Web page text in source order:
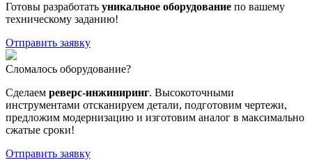
Готовы разработать уникальное оборудование по вашему
техническому заданию!
Отправить заявку
Сломалось оборудование?
Сделаем реверс-инжиниринг. Высокоточными
инструментами отсканируем детали, подготовим чертежи,
предложим модернизацию и изготовим аналог в максимально
сжатые сроки!
Отправить заявку